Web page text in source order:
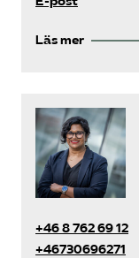
Läs mer
+46 8 762 69 12
+46730696271